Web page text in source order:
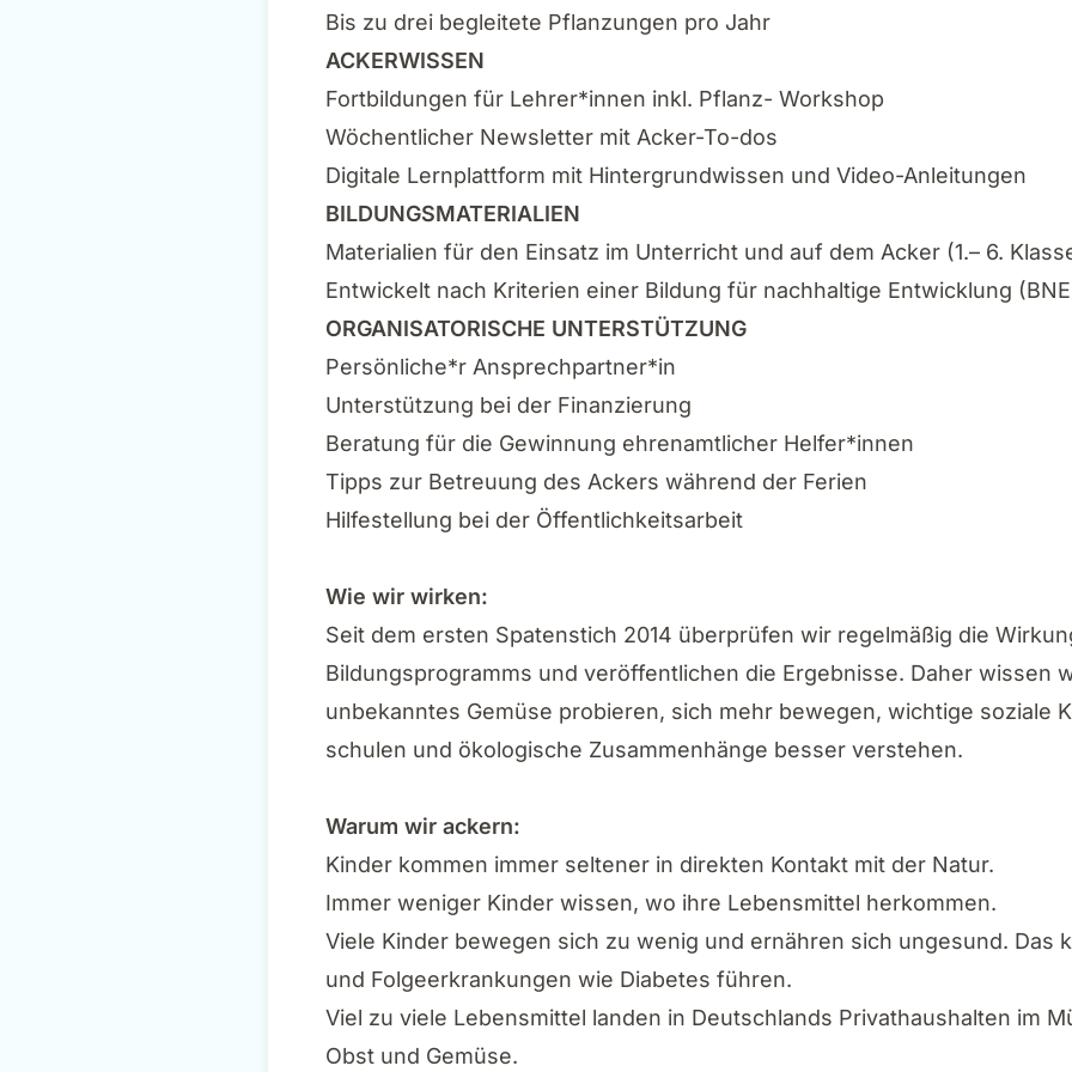
Bis zu drei begleitete Pflanzungen pro Jahr
ACKERWISSEN
Fortbildungen für Lehrer*innen inkl. Pflanz- Workshop
Wöchentlicher Newsletter mit Acker-To-dos
Digitale Lernplattform mit Hintergrundwissen und Video-Anleitungen
BILDUNGSMATERIALIEN
Materialien für den Einsatz im Unterricht und auf dem Acker (1.– 6.
Entwickelt nach Kriterien einer Bildung für nachhaltige Entwicklung
ORGANISATORISCHE UNTERSTÜTZUNG
Persönliche*r Ansprechpartner*in
Unterstützung bei der Finanzierung
Beratung für die Gewinnung ehrenamtlicher Helfer*innen
Tipps zur Betreuung des Ackers während der Ferien
Hilfestellung bei der Öffentlichkeitsarbeit
Wie wir wirken:
Seit dem ersten Spatenstich 2014 überprüfen wir regelmäßig die
Bildungsprogramms und veröffentlichen die Ergebnisse. Daher wissen
unbekanntes Gemüse probieren, sich mehr bewegen, wichtige soziale
schulen und ökologische Zusammenhänge besser verstehen.
Warum wir ackern:
Kinder kommen immer seltener in direkten Kontakt mit der Natur.
Immer weniger Kinder wissen, wo ihre Lebensmittel herkommen.
Viele Kinder bewegen sich zu wenig und ernähren sich ungesund. Das
und Folgeerkrankungen wie Diabetes führen.
Viel zu viele Lebensmittel landen in Deutschlands Privathaushalten im
Obst und Gemüse.